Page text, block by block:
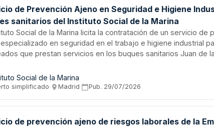
de Prevención Ajeno en Seguridad e Higiene
sanitarios del Instituto Social de la Marina
Social de la Marina licita la contratación de un servicio de
en seguridad en el trabajo e higiene industrial
que prestan servicios en los buques sanitarios Juan de
de Riesgos Laborales, con ejecución unificada en ambos
procedimientos y evaluaciones de riesgos, respetando
Social de la Marina
simplificado· Madrid· Pub. 29/07/2026
de prevención ajeno de riesgos laborales de la